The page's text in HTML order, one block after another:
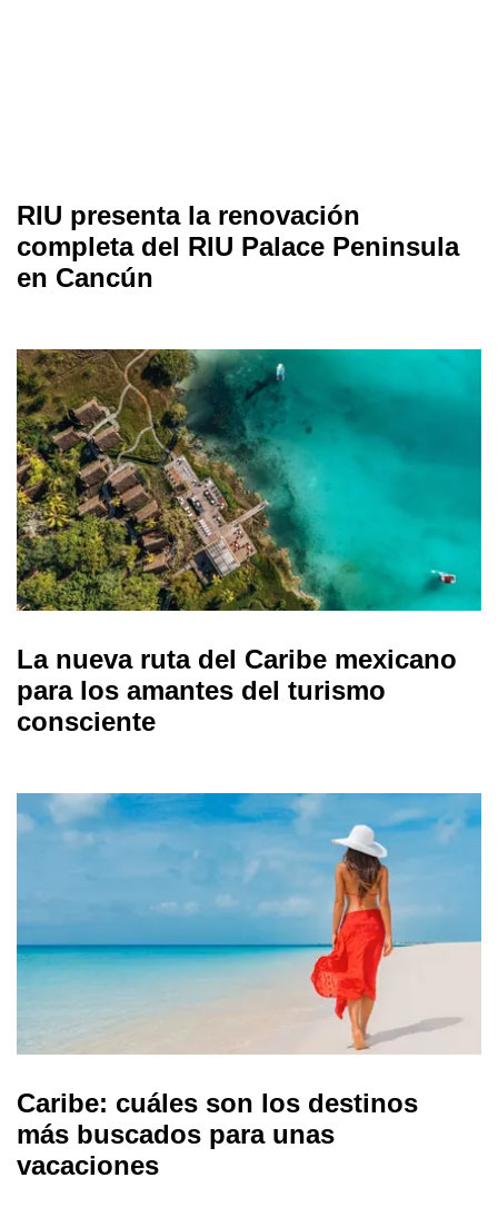
RIU presenta la renovación
completa del RIU Palace Peninsula
en Cancún
La nueva ruta del Caribe mexicano
para los amantes del turismo
consciente
Caribe: cuáles son los destinos
más buscados para unas
vacaciones